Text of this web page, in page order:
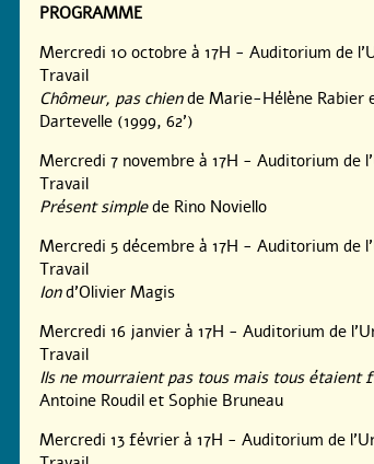
PROGRAMME
Mercredi 10 octobre à 17H - Auditorium de
Travail
Chômeur, pas chiende Marie-Hélène Rabier
Dartevelle (1999, 62’)
Mercredi 7 novembre à 17H - Auditorium de
Travail
Présent simplede Rino Noviello
Mercredi 5 décembre à 17H - Auditorium de
Travail
Iond’Olivier Magis
Mercredi 16 janvier à 17H - Auditorium de
Travail
Ils ne mourraient pas tous mais tous étaient
Antoine Roudil et Sophie Bruneau
Mercredi 13 février à 17H - Auditorium de